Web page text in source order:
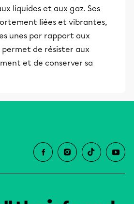
liquides et aux gaz. Ses
liées et vibrantes,
unes par rapport aux
permet de résister aux
et de conserver sa